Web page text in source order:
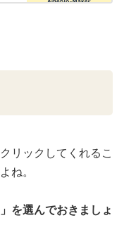
リックしてくれるこ
ね。
を選んでおきましょ